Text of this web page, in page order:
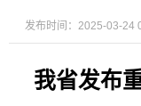
发布时间：2025-03-24
我省发布